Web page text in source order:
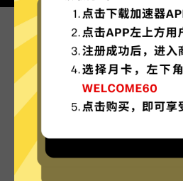
为什么选择绿
更多服务器地区选
绿狐加速器现已拥有超